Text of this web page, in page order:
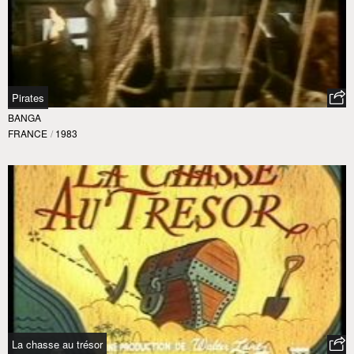
Pirates
BANGA
FRANCE / 1983
La chasse au trésor